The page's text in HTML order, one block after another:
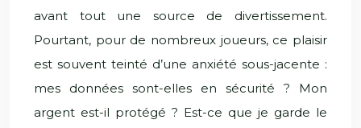
avant tout une source de divertissement.
Pourtant, pour de nombreux joueurs, ce plaisir
est souvent teinté d’une anxiété sous-jacente :
mes données sont-elles en sécurité ? Mon
argent est-il protégé ? Est-ce que je garde le